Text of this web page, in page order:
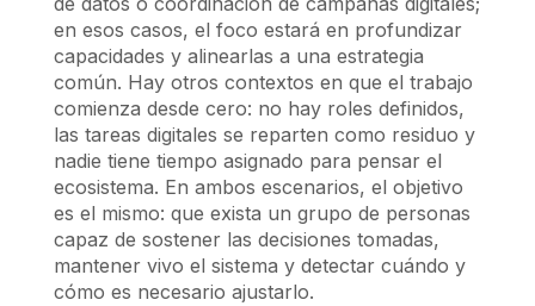
en esos casos, el foco estará en profundizar
capacidades y alinearlas a una estrategia
común. Hay otros contextos en que el trabajo
comienza desde cero: no hay roles definidos,
las tareas digitales se reparten como residuo y
nadie tiene tiempo asignado para pensar el
ecosistema. En ambos escenarios, el objetivo
es el mismo: que exista un grupo de personas
capaz de sostener las decisiones tomadas,
mantener vivo el sistema y detectar cuándo y
cómo es necesario ajustarlo.